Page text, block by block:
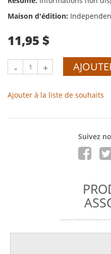
Maison d'édition:
11,95 $
- +
Ajouter à la liste de souhaits
Suivez